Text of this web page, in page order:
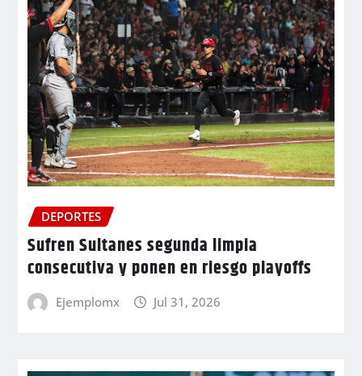
DEPORTES
Sufren Sultanes segunda limpia
consecutiva y ponen en riesgo playoffs
Ejemplomx Jul 31, 2026